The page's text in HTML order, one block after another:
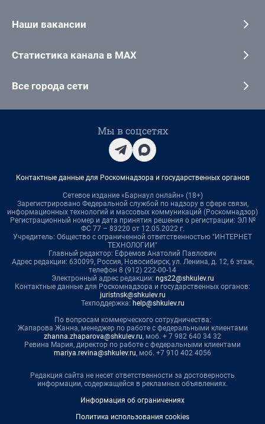
Наши вакансии
Статистика канала в MAX
Все города сети
Мы в соцсетях
Контактные данные для Роскомнадзора и государственных органов
Сетевое издание «Барнаул онлайн» (18+)
Зарегистрировано Федеральной службой по надзору в сфере связи,
информационных технологий и массовых коммуникаций (Роскомнадзор)
Регистрационный номер и дата принятия решения о регистрации: ЭЛ №
ФС 77 – 83220 от 12.05.2022 г.
Учредитель: Общество с ограниченной ответственностью "ИНТЕРНЕТ
ТЕХНОЛОГИИ"
Главный редактор: Ефремов Анатолий Павлович
Адрес редакции: 630099, Россия, Новосибирск, ул. Ленина, д. 12, 6 этаж,
телефон 8 (912) 222-00-14
Электронный адрес редакции: ngs22@shkulev.ru
Контактные данные для Роскомнадзора и государственных органов:
juristnsk@shkulev.ru
Техподдержка: help@shkulev.ru
По вопросам коммерческого сотрудничества:
Жапарова Жанна, менеджер по работе с федеральными клиентами
zhanna.zhaparova@shkulev.ru, моб. + 7 982 640 34 32
Ревина Мария, директор по работе с федеральными клиентами
mariya.revina@shkulev.ru, моб. +7 910 402 4056
Редакция сайта не несет ответственности за достоверность
информации, содержащейся в рекламных объявлениях.
Информация об ограничениях
Политика использования cookies